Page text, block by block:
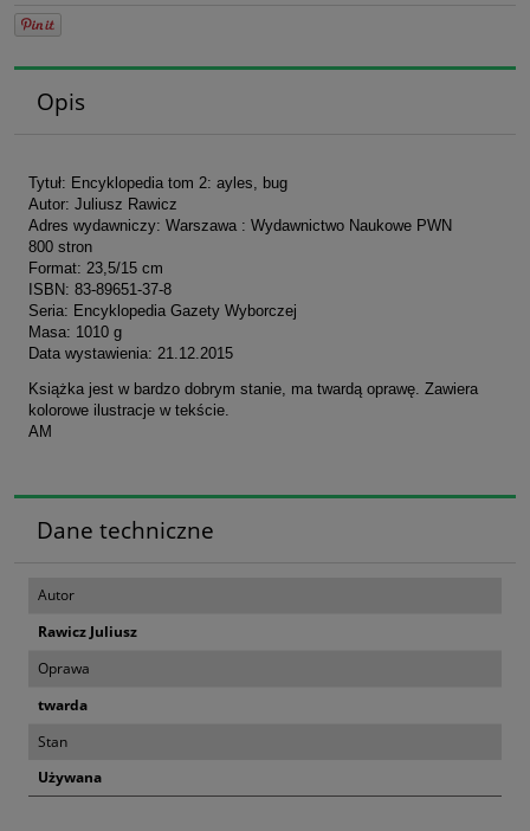
Opis
Tytuł: Encyklopedia tom 2: ayles, bug
Autor: Juliusz Rawicz
Adres wydawniczy: Warszawa : Wydawnictwo Naukowe PWN
800 stron
Format: 23,5/15 cm
ISBN: 83-89651-37-8
Seria: Encyklopedia Gazety Wyborczej
Masa: 1010 g
Data wystawienia: 21.12.2015
Książka jest w bardzo dobrym stanie, ma twardą oprawę. Zawiera
kolorowe ilustracje w tekście.
AM
Dane techniczne
Autor
Rawicz Juliusz
Oprawa
twarda
Stan
Używana